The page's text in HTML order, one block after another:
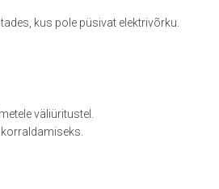
kus pole püsivat elektrivõrku.
väliüritustel.